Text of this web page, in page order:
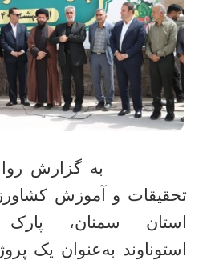
به گزارش روابط
تحقیقات و آموزش
استان سمنان،
استوناوند به‌عنوان یک